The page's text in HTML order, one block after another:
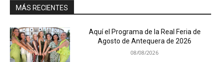
MÁS RECIENTES
Aquí el Programa de la Real Feria de
Agosto de Antequera de 2026
08/08/2026